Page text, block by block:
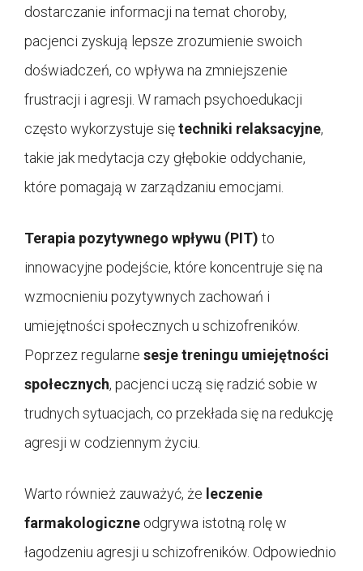
dostarczanie informacji na temat choroby,
pacjenci zyskują lepsze zrozumienie swoich
doświadczeń, co wpływa na zmniejszenie
frustracji i agresji. W ramach psychoedukacji
często wykorzystuje siętechniki relaksacyjne,
takie jak medytacja czy głębokie oddychanie,
które pomagają w zarządzaniu emocjami.
Terapia pozytywnego wpływu (PIT) to
innowacyjne podejście, które koncentruje się na
wzmocnieniu pozytywnych zachowań i
umiejętności społecznych u schizofreników.
Poprzez regularne sesje treningu umiejętności
społecznych, pacjenci uczą się radzić sobie w
trudnych sytuacjach, co przekłada się na redukcję
agresji w codziennym życiu.
Warto również zauważyć, że leczenie
farmakologiczne odgrywa istotną rolę w
łagodzeniu agresji u schizofreników. Odpowiednio